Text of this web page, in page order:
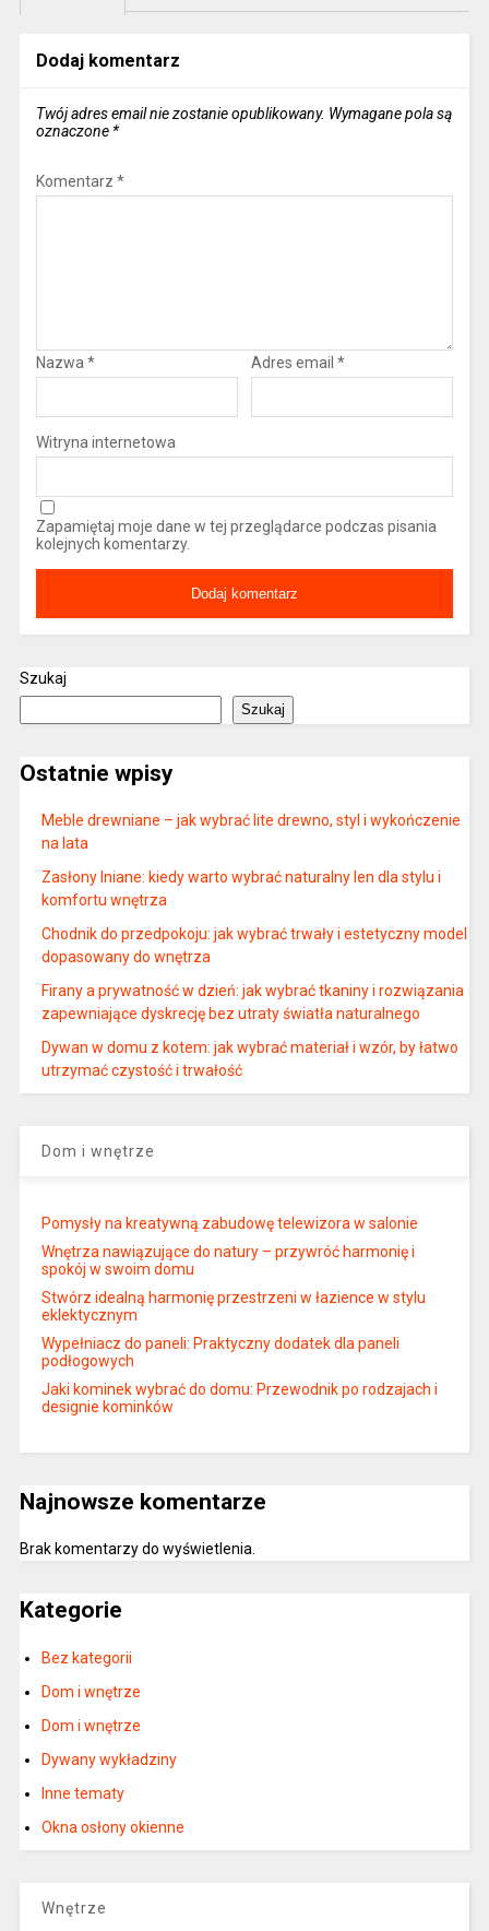
Dodaj komentarz
Twój adres email nie zostanie opublikowany. Wymagane pola są
oznaczone *
Komentarz *
Nazwa * Adres email *
Witryna internetowa
Zapamiętaj moje dane w tej przeglądarce podczas pisania
kolejnych komentarzy.
Szukaj
Szukaj
Ostatnie wpisy
Meble drewniane – jak wybrać lite drewno, styl i wykończenie
na lata
Zasłony lniane: kiedy warto wybrać naturalny len dla stylu i
komfortu wnętrza
Chodnik do przedpokoju: jak wybrać trwały i estetyczny model
dopasowany do wnętrza
Firany a prywatność w dzień: jak wybrać tkaniny i rozwiązania
zapewniające dyskrecję bez utraty światła naturalnego
Dywan w domu z kotem: jak wybrać materiał i wzór, by łatwo
utrzymać czystość i trwałość
Dom i wnętrze
Pomysły na kreatywną zabudowę telewizora w salonie
Wnętrza nawiązujące do natury – przywróć harmonię i
spokój w swoim domu
Stwórz idealną harmonię przestrzeni w łazience w stylu
eklektycznym
Wypełniacz do paneli: Praktyczny dodatek dla paneli
podłogowych
Jaki kominek wybrać do domu: Przewodnik po rodzajach i
designie kominków
Najnowsze komentarze
Brak komentarzy do wyświetlenia.
Kategorie
Bez kategorii
Dom i wnętrze
Dom i wnętrze
Dywany wykładziny
Inne tematy
Okna osłony okienne
Wnętrze